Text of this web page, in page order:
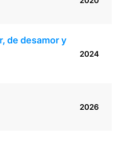
de desamor y
2024
2026